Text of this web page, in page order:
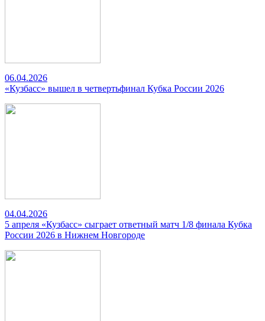
06.04.2026
«Кузбасс» вышел в четвертьфинал Кубка России 2026
04.04.2026
5 апреля «Кузбасс» сыграет ответный матч 1/8 финала Кубка
России 2026 в Нижнем Новгороде